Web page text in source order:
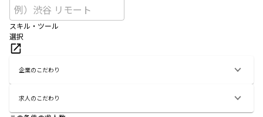
スキル・ツール
選択
企業のこだわり
求人のこだわり